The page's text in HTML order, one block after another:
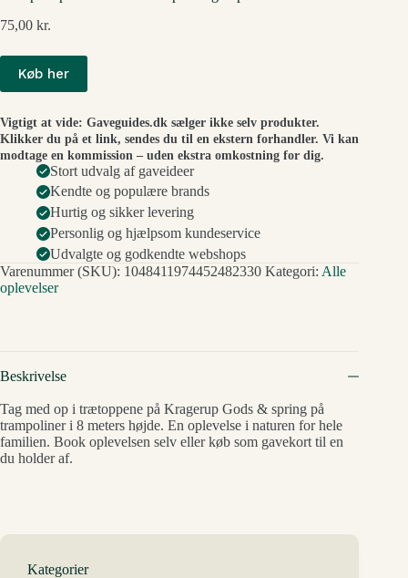
75,00 kr.
Køb her
Vigtigt at vide: Gaveguides.dk sælger ikke selv produkter.
Klikker du på et link, sendes du til en ekstern forhandler. Vi kan
modtage en kommission – uden ekstra omkostning for dig.
Stort udvalg af gaveideer
Kendte og populære brands
Hurtig og sikker levering
Personlig og hjælpsom kundeservice
Udvalgte og godkendte webshops
Varenummer (SKU): 1048411974452482330 Kategori: Alle
oplevelser
Beskrivelse
Tag med op i trætoppene på Kragerup Gods & spring på
trampoliner i 8 meters højde. En oplevelse i naturen for hele
familien. Book oplevelsen selv eller køb som gavekort til en
du holder af.
Kategorier